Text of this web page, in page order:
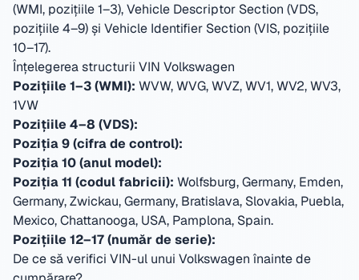
(WMI, pozițiile 1–3), Vehicle Descriptor Section (VDS,
pozițiile 4–9) și Vehicle Identifier Section (VIS, pozițiile
10–17).
Înțelegerea structurii VIN Volkswagen
Pozițiile 1–3 (WMI): WVW, WVG, WVZ, WV1, WV2, WV3,
1VW
Pozițiile 4–8 (VDS):
Poziția 9 (cifra de control):
Poziția 10 (anul model):
Poziția 11 (codul fabricii): Wolfsburg, Germany, Emden,
Germany, Zwickau, Germany, Bratislava, Slovakia, Puebla,
Mexico, Chattanooga, USA, Pamplona, Spain.
Pozițiile 12–17 (număr de serie):
De ce să verifici VIN-ul unui Volkswagen înainte de